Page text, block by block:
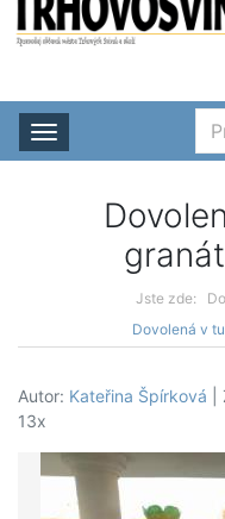
Rozbalit
Jste zde:
Dovolená v
Autor: Kateřina Špírková |
13x